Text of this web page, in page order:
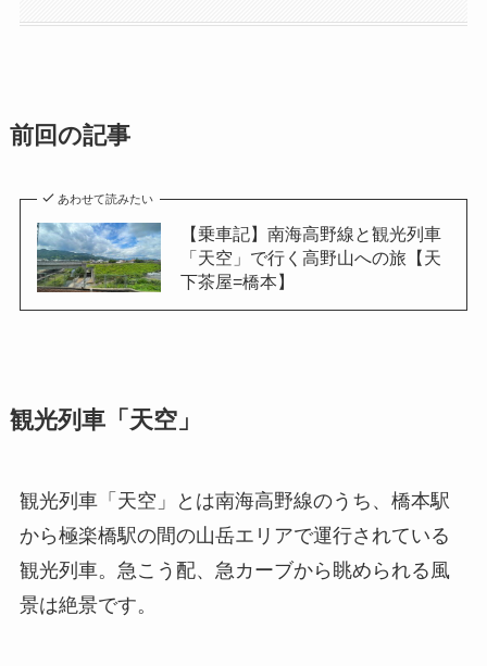
前回の記事
あわせて読みたい
【乗車記】南海高野線と観光列車
「天空」で行く高野山への旅【天
下茶屋=橋本】
観光列車「天空」
観光列車「天空」とは南海高野線のうち、橋本駅
から極楽橋駅の間の山岳エリアで運行されている
観光列車。急こう配、急カーブから眺められる風
景は絶景です。